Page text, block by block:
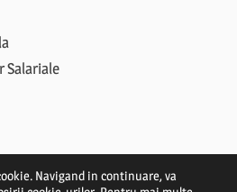
Salariale
Navigand in continuare, va